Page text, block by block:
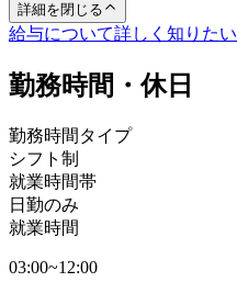
詳細を閉じる
給与について詳しく知りたい
勤務時間・休日
勤務時間タイプ
シフト制
就業時間帯
日勤のみ
就業時間
03:00~12:00